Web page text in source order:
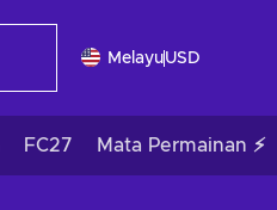
MelayuUSD
FC27 Mata Permainan ⚡